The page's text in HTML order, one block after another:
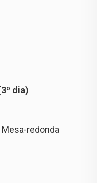
dia)
redonda